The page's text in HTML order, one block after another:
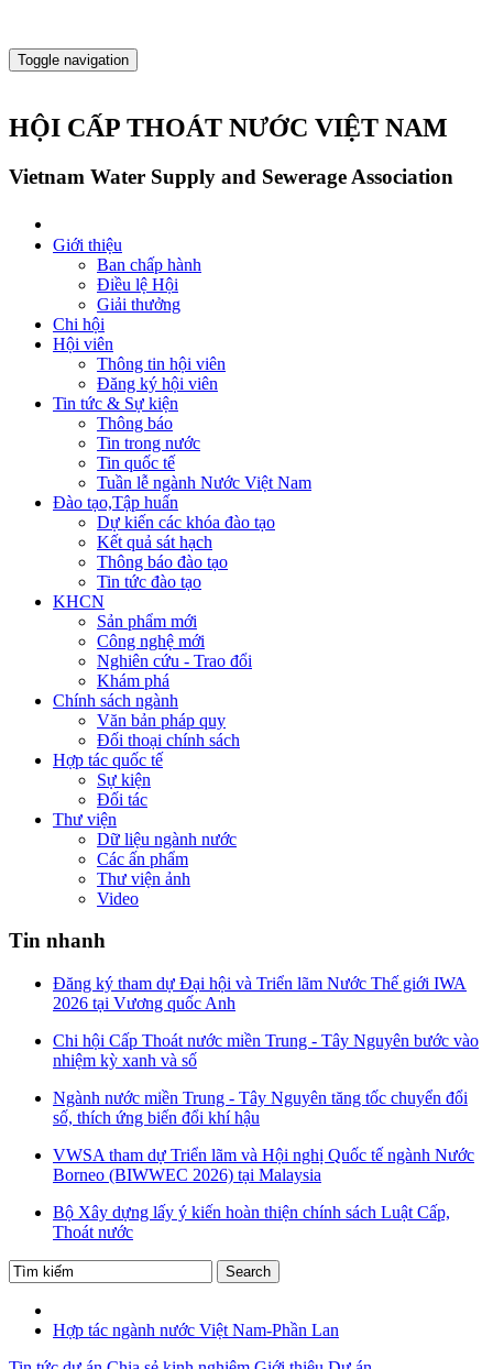
Toggle navigation
HỘI CẤP THOÁT NƯỚC VIỆT NAM
Vietnam Water Supply and Sewerage Association
Giới thiệu
Ban chấp hành
Điều lệ Hội
Giải thưởng
Chi hội
Hội viên
Thông tin hội viên
Đăng ký hội viên
Tin tức & Sự kiện
Thông báo
Tin trong nước
Tin quốc tế
Tuần lễ ngành Nước Việt Nam
Đào tạo,Tập huấn
Dự kiến các khóa đào tạo
Kết quả sát hạch
Thông báo đào tạo
Tin tức đào tạo
KHCN
Sản phẩm mới
Công nghệ mới
Nghiên cứu - Trao đổi
Khám phá
Chính sách ngành
Văn bản pháp quy
Đối thoại chính sách
Hợp tác quốc tế
Sự kiện
Đối tác
Thư viện
Dữ liệu ngành nước
Các ấn phẩm
Thư viện ảnh
Video
Tin nhanh
Đăng ký tham dự Đại hội và Triển lãm Nước Thế giới IWA
2026 tại Vương quốc Anh
Chi hội Cấp Thoát nước miền Trung - Tây Nguyên bước vào
nhiệm kỳ xanh và số
Ngành nước miền Trung - Tây Nguyên tăng tốc chuyển đổi
số, thích ứng biến đổi khí hậu
VWSA tham dự Triển lãm và Hội nghị Quốc tế ngành Nước
Borneo (BIWWEC 2026) tại Malaysia
Bộ Xây dựng lấy ý kiến hoàn thiện chính sách Luật Cấp,
Thoát nước
Hợp tác ngành nước Việt Nam-Phần Lan